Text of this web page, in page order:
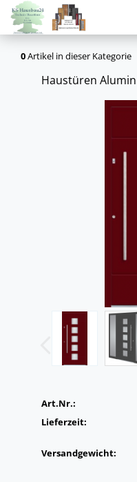
0Artikel in dieser Kategorie
Haus­tü­ren
Art.Nr.:
Lieferzeit:
Versandgewicht: